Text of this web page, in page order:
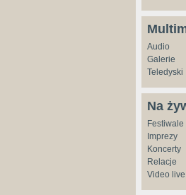
Audio
Galerie
Teledyski
Na
Festiwale
Imprezy
Koncerty
Relacje
Video live